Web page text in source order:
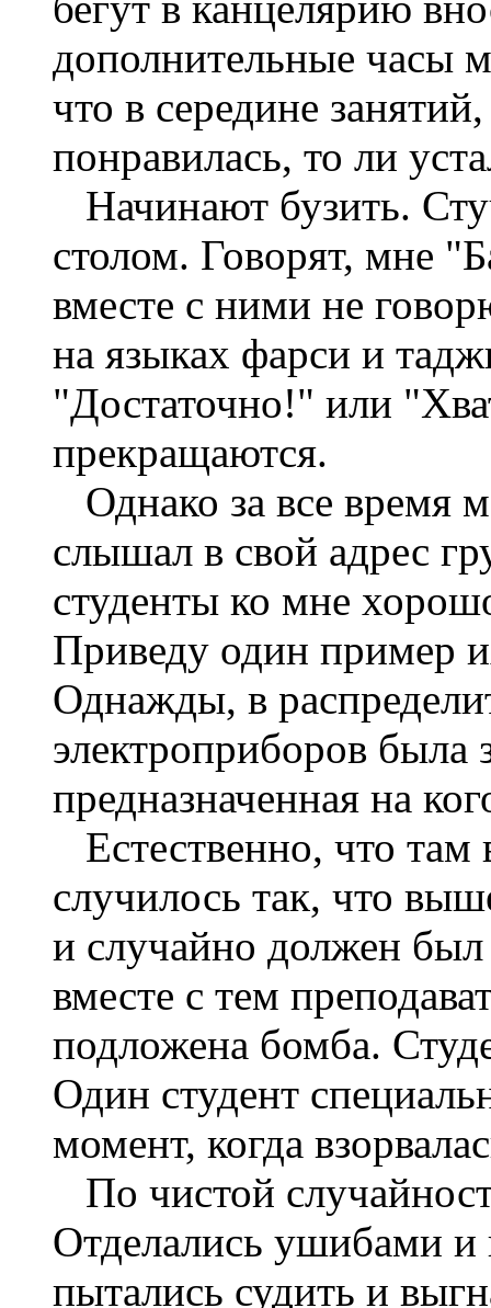
дополнительные часы
что в середине
понравилась, то ли
Начинают бузить.
столом. Говорят, мне
вместе с ними не
на языках фарси и
"Достаточно!" или
прекращаются.
Однако за все время
слышал в свой адрес
студенты ко мне
Приведу один пример
Однажды, в
электроприборов была
предназначенная на
Естественно, что там
случилось так, что
и случайно должен
вместе с тем
подложена бомба.
Один студент
момент, когда
По чистой
Отделались ушибами и
пытались судить и